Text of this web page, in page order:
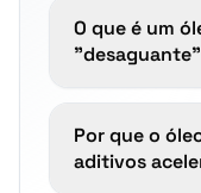
O que é um
Por que o
aditivos